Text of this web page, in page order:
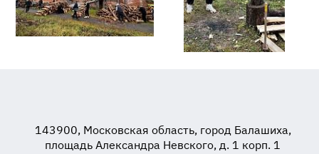
143900, Московская область, город Балашиха,
площадь Александра Невского, д. 1 корп. 1